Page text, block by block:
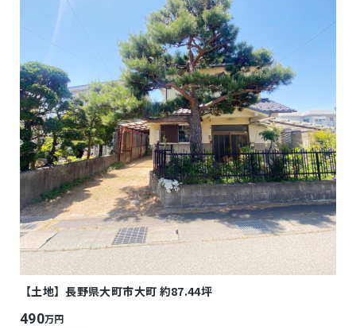
【土地】長野県大町市大町 約87.44坪
490万円